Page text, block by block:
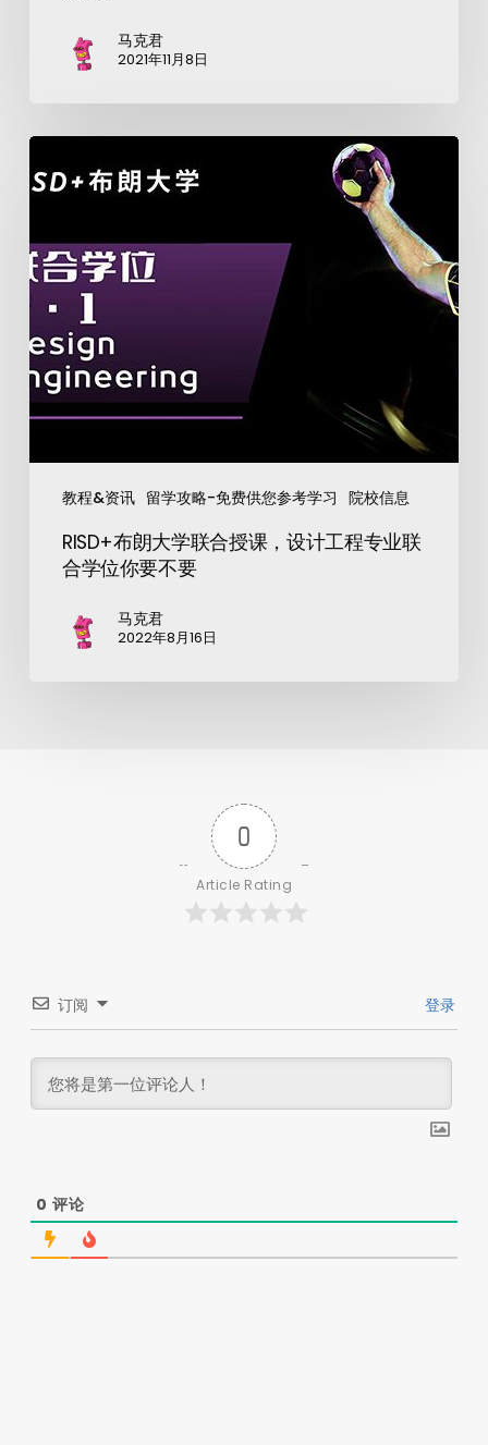
马克君
2021年11月8日
教程&资讯 留学攻略-免费供您参考学习 院校信息
RISD+布朗大学联合授课，设计工程专业联
合学位你要不要
马克君
2022年8月16日
0
Article Rating
订阅 登录
0 评论